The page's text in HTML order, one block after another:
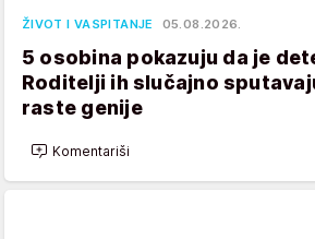
ŽIVOT I VASPITANJE 05.08.2026.
5 osobina pokazuju da je
Roditelji ih slučajno
raste genije
Komentariši